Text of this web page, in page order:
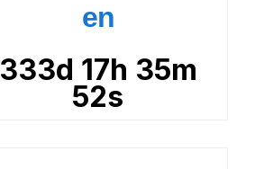
en
333d 17h 35m
50s